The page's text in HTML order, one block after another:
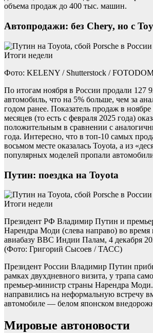
объема продаж до 400 тыс. машин.
Автопродажи: без Chery, но с
Фото: KELENY / Shutterstock /
По итогам ноября в России продали 127
автомобиль, что на 5% больше, чем за
годом ранее. Показатель продаж в ноябре
месяцев (то есть с февраля 2025 года)
положительным в сравнении с
года. Интересно, что в топ-10 самых
восьмом месте оказалась Toyota, а из
популярных моделей пропали
Путин: поездка на Toyota
Президент РФ Владимир Путин и
Нарендра Моди (слева направо) во время
авиабазу ВВС Индии Палам, 4 декабря
(Фото: Григорий Сысоев / ТАСС)
Президент России Владимир Путин
рамках двухдневного визита, у трапа
премьер-министр страны Нарендра Моди.
направились на неформальную встречу
автомобиле — белом японском
Мировые автоновости